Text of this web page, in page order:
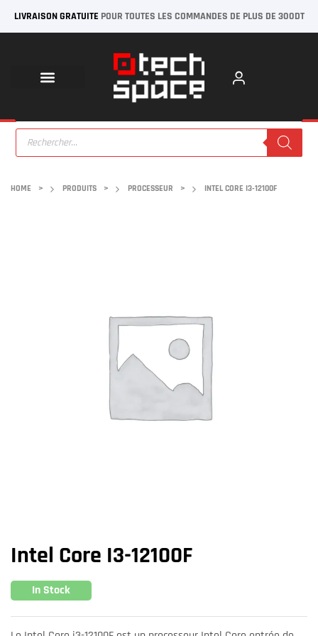
LIVRAISON GRATUITE POUR TOUTES LES COMMANDES DE PLUS DE 300DT
HOME > PRODUITS > PROCESSEUR > INTEL CORE I3-12100F
Intel Core I3-12100F
In Stock